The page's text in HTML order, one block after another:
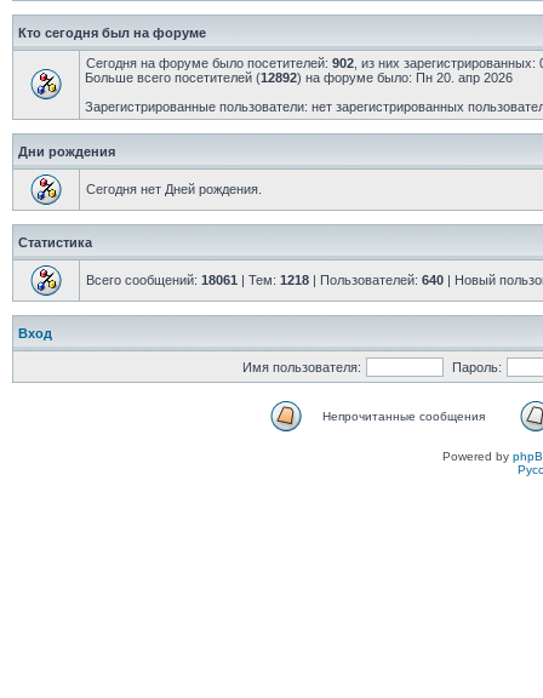
Кто сегодня был на форуме
Сегодня на форуме было посетителей: 902 , из них
Больше всего посетителей (12892) на форуме было: Пн 20. апр 2026
Зарегистрированные пользователи: нет зарегистрированных
Дни рождения
Сегодня нет Дней рождения.
Статистика
Всего сообщений: 18061 | Тем: 1218 | Пользователей: 640 | Новый
Вход
Имя пользователя: Пароль:
Непрочитанные сообщения
Powered by